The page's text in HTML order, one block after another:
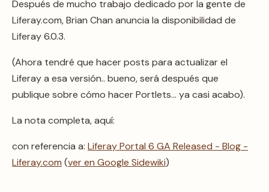
Después de mucho trabajo dedicado por la gente de
Liferay.com, Brian Chan anuncia la disponibilidad de
Liferay 6.0.3.
(Ahora tendré que hacer posts para actualizar el
Liferay a esa versión.. bueno, será después que
publique sobre cómo hacer Portlets… ya casi acabo).
La nota completa, aquí:
con referencia a: Liferay Portal 6 GA Released - Blog -
Liferay.com (ver en Google Sidewiki)